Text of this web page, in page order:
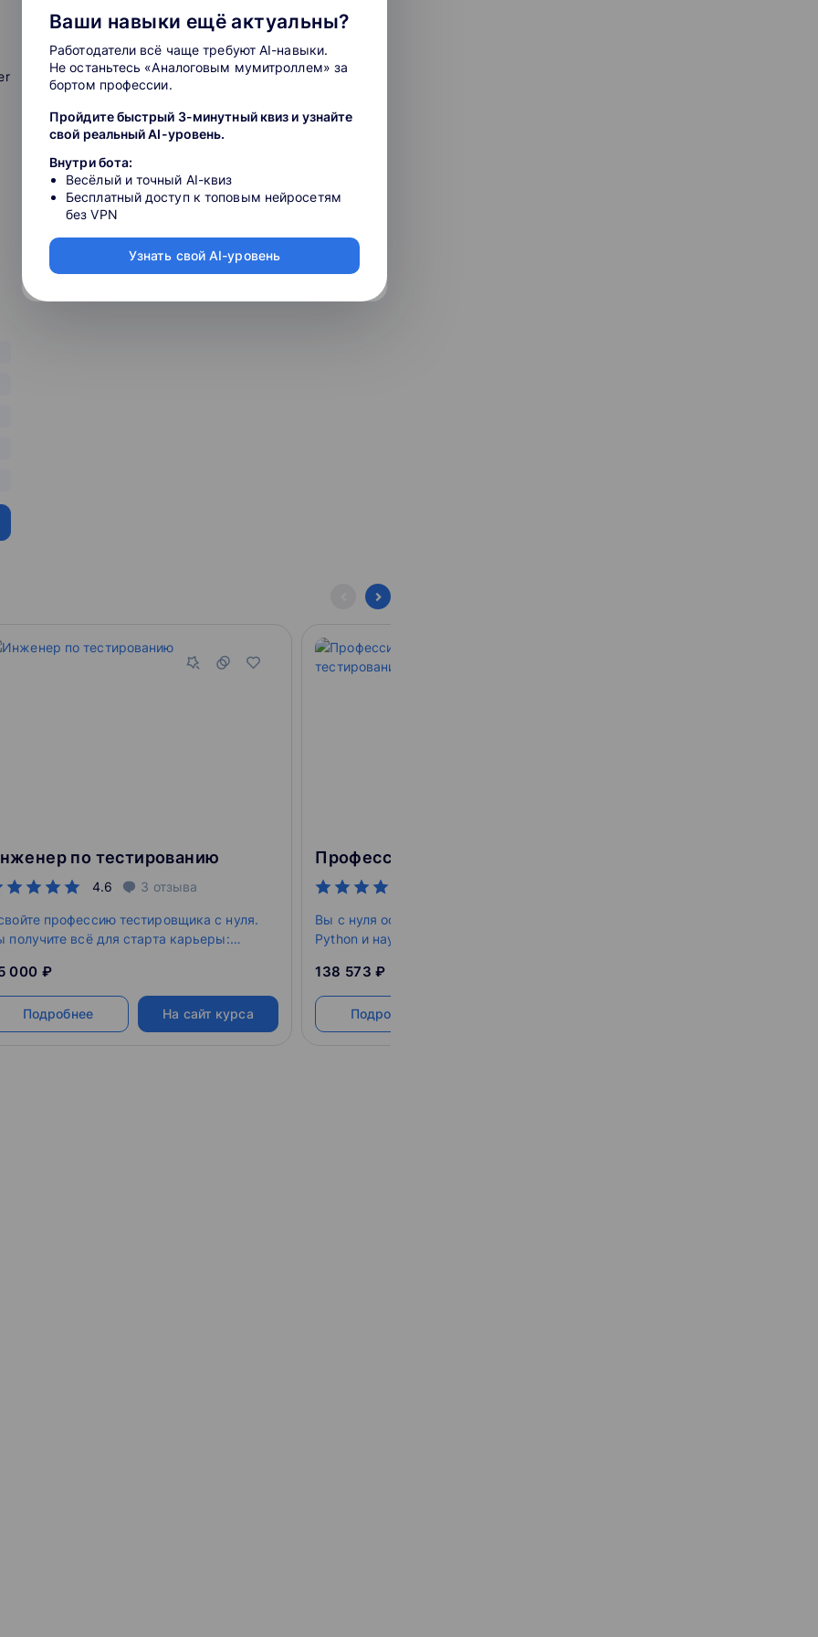
технические и естественные науки. Онлайн-курсы,
конкурсов онлайн-курсов, а система
курсов на платформах Coursera и edX. Также Stepik
где каждый сможет изучать материал, подобранный
и олимпиад — среди мероприятий —
диктант, международная олимпиада по
создания образовательных материалов. Вы можете
и различными типами заданий для учащихся,
а также обучать своих сотрудников и
по тестированию
4.6 3 отзыва
профессию тестировщика с нуля.
получите всё для старта карьеры:
на Java и опыт работы с веб-
000 ₽
Подробнее На сайт курса
Вы с нуля освоите Java, JavaScript или
Python и научитесь создавать автотесты на
Selenium, повысите эффективность работы с
помощью CI/CD и вырастете как QA-
инженер.
138 573 ₽
Подробнее
Ваши навыки ещё актуальны?
Работодатели всё чаще требуют AI-навыки.
Не останьтесь «Аналоговым мумитроллем» за
бортом профессии.
Пройдите быстрый 3-минутный квиз и узнайте
свой реальный AI-уровень.
Внутри бота:
Весёлый и точный AI-квиз
Бесплатный доступ к топовым нейросетям
без VPN
Узнать свой AI-уровень